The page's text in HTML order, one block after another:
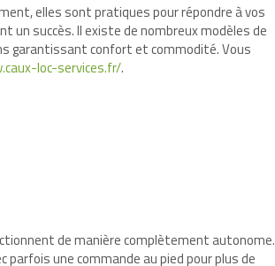
elles sont pratiques pour répondre à vos
succès. Il existe de nombreux modèles de
garantissant confort et commodité. Vous
loc-services.fr/.
de manière complètement autonome.
parfois une commande au pied pour plus de